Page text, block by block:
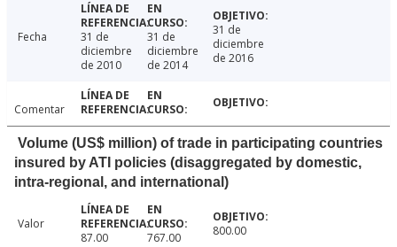
Fecha
31 de
diciembre
de 2010
31 de
diciembre
de 2014
31 de
diciembre
de 2016
Comentar
Volume (US$ million) of trade in participating countries
insured by ATI policies (disaggregated by domestic,
intra-regional, and international)
Valor
87.00
767.00 800.00